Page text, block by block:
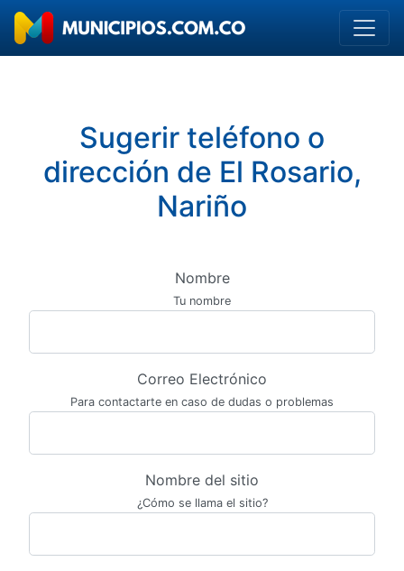
Sugerir teléfono o
dirección de El Rosario,
Nariño
Nombre
Tu nombre
Correo Electrónico
Para contactarte en caso de dudas o problemas
Nombre del sitio
¿Cómo se llama el sitio?